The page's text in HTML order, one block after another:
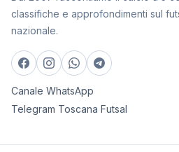
classifiche e approfondimenti sul
nazionale.
Canale WhatsApp
Telegram Toscana Futsal